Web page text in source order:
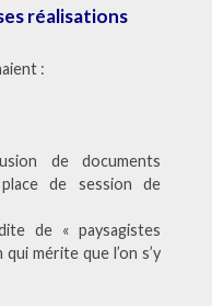
réalisations
:
de documents
de session de
de « paysagistes
mérite que l’on s’y